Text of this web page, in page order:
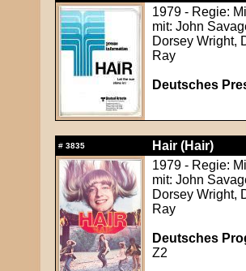
1979 - Regie:
mit: John
Dorsey Wright,
Ray
Deutsches
# 3835
Hair (Hair)
1979 - Regie:
mit: John
Dorsey Wright,
Ray
Deutsches
Z2